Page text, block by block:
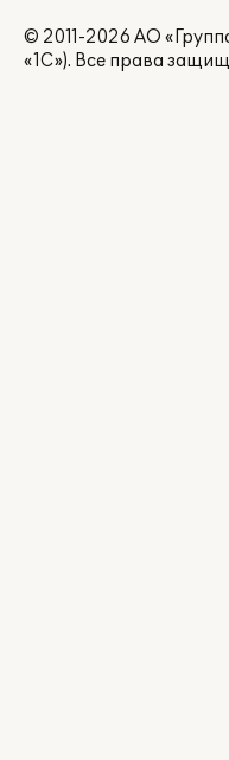
© 2011-2026 АО
«1С»). Все права